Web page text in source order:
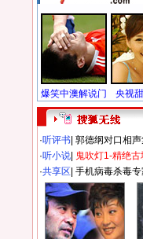
·听评书 郭德纲对口相
·听小说 鬼吹灯1-精绝古
·共享区 手机病毒杀毒专